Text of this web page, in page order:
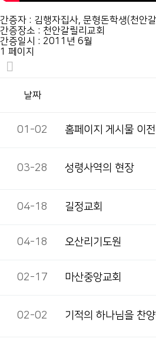
간증자 : 김행자집사, 문형돈학생(천안
간증장소 : 천안갈릴리교회
간증일시 : 2011년 6월
1 페이지
날짜
01-02 홈페이지 게시물 이
03-28 성령사역의 현장
04-18 길정교회
04-18 오산리기도원
02-17 마산중앙교회
02-02 기적의 하나님을 찬